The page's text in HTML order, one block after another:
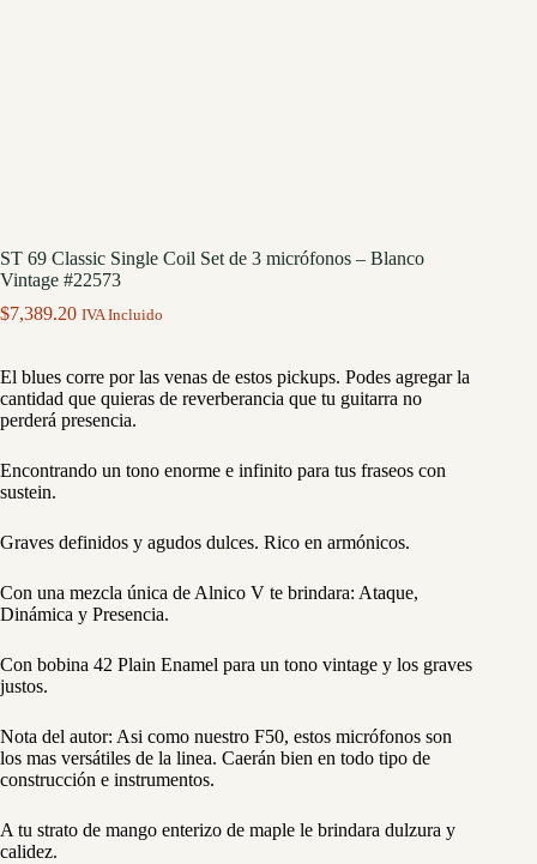
ST 69 Classic Single Coil Set de 3 micrófonos – Blanco
Vintage #22573
$7,389.20 IVA Incluido
El blues corre por las venas de estos pickups. Podes agregar la
cantidad que quieras de reverberancia que tu guitarra no
perderá presencia.
Encontrando un tono enorme e infinito para tus fraseos con
sustein.
Graves definidos y agudos dulces. Rico en armónicos.
Con una mezcla única de Alnico V te brindara: Ataque,
Dinámica y Presencia.
Con bobina 42 Plain Enamel para un tono vintage y los graves
justos.
Nota del autor: Asi como nuestro F50, estos micrófonos son
los mas versátiles de la linea. Caerán bien en todo tipo de
construcción e instrumentos.
A tu strato de mango enterizo de maple le brindara dulzura y
calidez.